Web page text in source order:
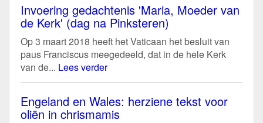
Invoering gedachtenis 'Maria, Moeder van
de Kerk' (dag na Pinksteren)
Op 3 maart 2018 heeft het Vaticaan het besluit van
paus Franciscus meegedeeld, dat in de hele Kerk
van de... Lees verder
Engeland en Wales: herziene tekst voor
oliën in chrismamis